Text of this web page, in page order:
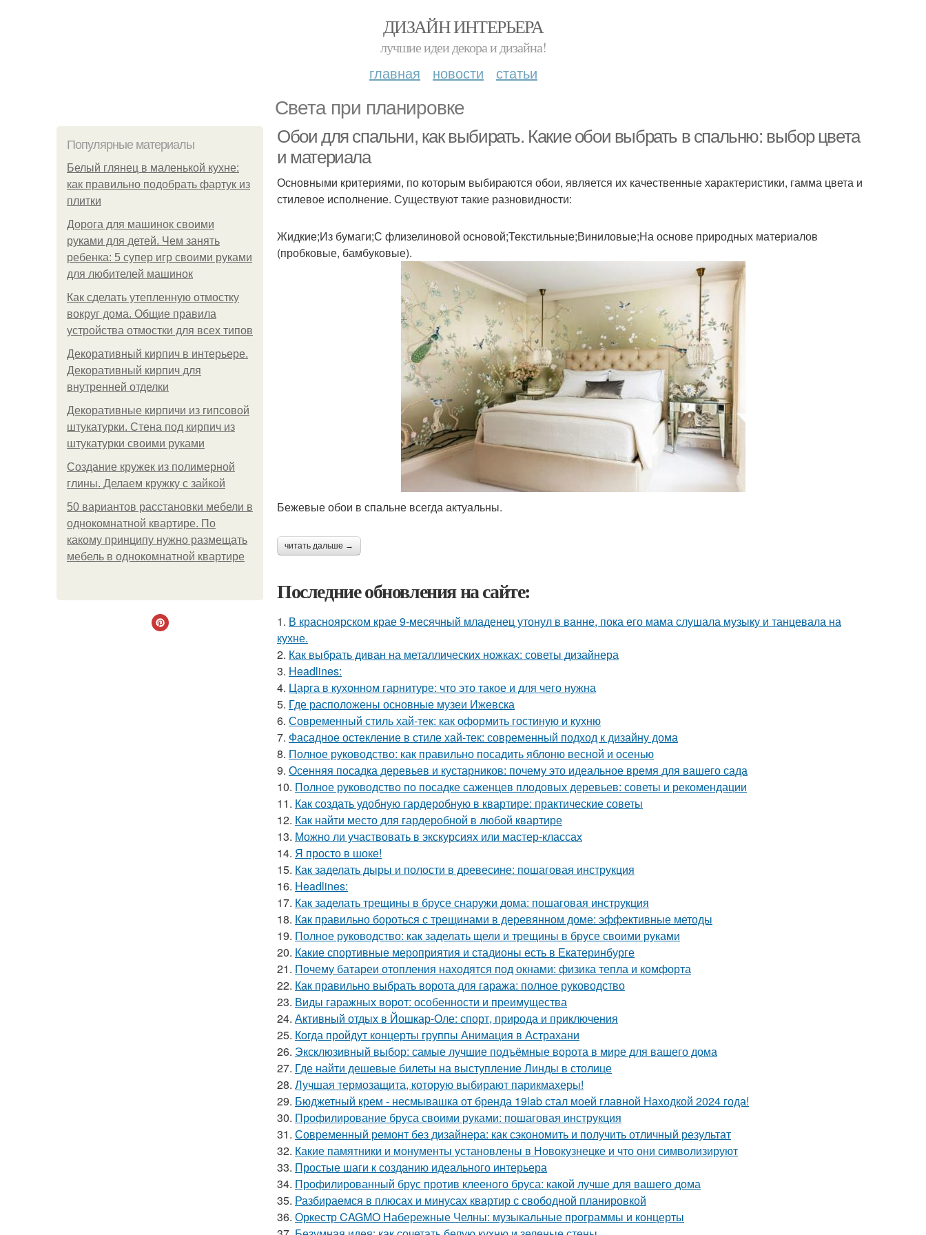
ДИЗАЙН ИНТЕРЬЕРА
лучшие идеи декора и дизайна!
главная новости статьи
Света при планировке
Популярные материалы
Белый глянец в маленькой кухне:
как правильно подобрать фартук из
плитки
Дорога для машинок своими
руками для детей. Чем занять
ребенка: 5 супер игр своими руками
для любителей машинок
Как сделать утепленную отмостку
вокруг дома. Общие правила
устройства отмостки для всех типов
Декоративный кирпич в интерьере.
Декоративный кирпич для
внутренней отделки
Декоративные кирпичи из гипсовой
штукатурки. Стена под кирпич из
штукатурки своими руками
Создание кружек из полимерной
глины. Делаем кружку с зайкой
50 вариантов расстановки мебели в
однокомнатной квартире. По
какому принципу нужно размещать
мебель в однокомнатной квартире
Обои для спальни, как выбирать. Какие обои выбрать в спальню: выбор цвета
и материала
Основными критериями, по которым выбираются обои, является их качественные характеристики, гамма цвета и
стилевое исполнение. Существуют такие разновидности:
Жидкие;Из бумаги;С флизелиновой основой;Текстильные;Виниловые;На основе природных материалов
(пробковые, бамбуковые).
Бежевые обои в спальне всегда актуальны.
читать дальше →
Последние обновления на сайте:
1. В красноярском крае 9-месячный младенец утонул в ванне, пока его мама слушала музыку и танцевала на
кухне.
2. Как выбрать диван на металлических ножках: советы дизайнера
3. Headlines:
4. Царга в кухонном гарнитуре: что это такое и для чего нужна
5. Где расположены основные музеи Ижевска
6. Современный стиль хай-тек: как оформить гостиную и кухню
7. Фасадное остекление в стиле хай-тек: современный подход к дизайну дома
8. Полное руководство: как правильно посадить яблоню весной и осенью
9. Осенняя посадка деревьев и кустарников: почему это идеальное время для вашего сада
10. Полное руководство по посадке саженцев плодовых деревьев: советы и рекомендации
11. Как создать удобную гардеробную в квартире: практические советы
12. Как найти место для гардеробной в любой квартире
13. Можно ли участвовать в экскурсиях или мастер-классах
14. Я просто в шоке!
15. Как заделать дыры и полости в древесине: пошаговая инструкция
16. Headlines:
17. Как заделать трещины в брусе снаружи дома: пошаговая инструкция
18. Как правильно бороться с трещинами в деревянном доме: эффективные методы
19. Полное руководство: как заделать щели и трещины в брусе своими руками
20. Какие спортивные мероприятия и стадионы есть в Екатеринбурге
21. Почему батареи отопления находятся под окнами: физика тепла и комфорта
22. Как правильно выбрать ворота для гаража: полное руководство
23. Виды гаражных ворот: особенности и преимущества
24. Активный отдых в Йошкар-Оле: спорт, природа и приключения
25. Когда пройдут концерты группы Анимация в Астрахани
26. Эксклюзивный выбор: самые лучшие подъёмные ворота в мире для вашего дома
27. Где найти дешевые билеты на выступление Линды в столице
28. Лучшая термозащита, которую выбирают парикмахеры!
29. Бюджетный крем - несмывашка от бренда 19lab стал моей главной Находкой 2024 года!
30. Профилирование бруса своими руками: пошаговая инструкция
31. Современный ремонт без дизайнера: как сэкономить и получить отличный результат
32. Какие памятники и монументы установлены в Новокузнецке и что они символизируют
33. Простые шаги к созданию идеального интерьера
34. Профилированный брус против клееного бруса: какой лучше для вашего дома
35. Разбираемся в плюсах и минусах квартир с свободной планировкой
36. Оркестр CAGMO Набережные Челны: музыкальные программы и концерты